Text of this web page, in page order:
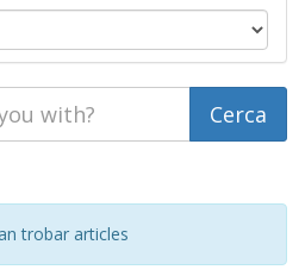
trobar articles